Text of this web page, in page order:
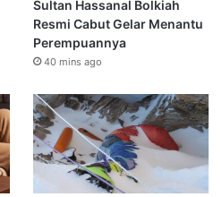
Sultan Hassanal Bolkiah
Resmi Cabut Gelar Menantu
Perempuannya
40 mins ago